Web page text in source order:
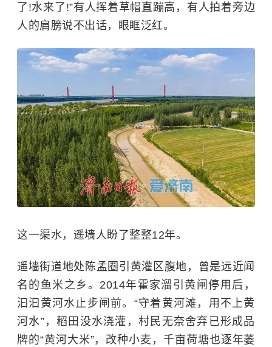
了!水来了!”有人挥着草帽直蹦高，有人拍着旁边
人的肩膀说不出话，眼眶泛红。
这一渠水，遥墙人盼了整整12年。
遥墙街道地处陈孟圈引黄灌区腹地，曾是远近闻
名的鱼米之乡。2014年霍家溜引黄闸停用后，
汩汩黄河水止步闸前。“守着黄河滩，用不上黄
河水”，稻田没水浇灌，村民无奈舍弃已形成品
牌的“黄河大米”，改种小麦，千亩荷塘也逐年萎